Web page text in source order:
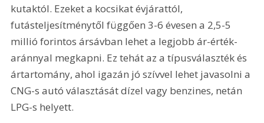
kutaktól. Ezeket a kocsikat évjárattól,
futásteljesítménytől függően 3-6 évesen a 2,5-5
millió forintos ársávban lehet a legjobb ár-érték-
aránnyal megkapni. Ez tehát az a típusválaszték és
ártartomány, ahol igazán jó szívvel lehet javasolni a
CNG-s autó választását dízel vagy benzines, netán
LPG-s helyett.